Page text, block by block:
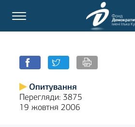
Опитування
Перегляди: 3875
19 жовтня 2006